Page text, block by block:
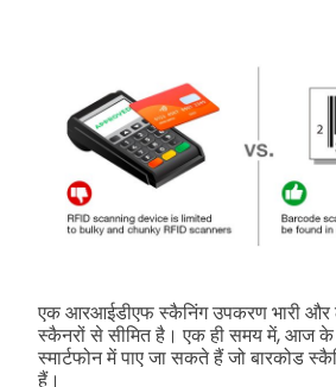
एक आरआईडीएफ स्कैनिंग उपकरण भारी
स्कैनरों से सीमित है। एक ही समय में, आज के
स्मार्टफोन में पाए जा सकते हैं जो बारकोड
हैं।